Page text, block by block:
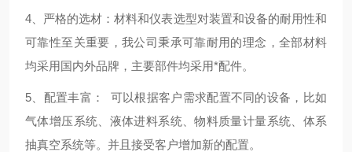
4、严格的选材：材料和仪表选型对装置和设备的耐用性和
可靠性至关重要，我公司秉承可靠耐用的理念，全部材料
均采用国内外品牌，主要部件均采用*配件。
5、配置丰富： 可以根据客户需求配置不同的设备，比如
气体增压系统、液体进料系统、物料质量计量系统、体系
抽真空系统等。并且接受客户增加新的配置。